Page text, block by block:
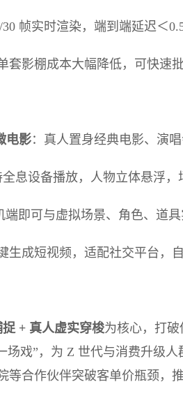
30 帧实时渲染，端到端延迟＜
套影棚成本大幅降低，可快速
电影：真人置身经典电影、演
息设备播放，人物立体悬浮，
端即可与虚拟场景、角色、道
生成短视频，适配社交平台，
捉 + 真人虚实穿梭为核心，打
场戏”，为 Z 世代与消费升级人
等合作伙伴突破客单价瓶颈，